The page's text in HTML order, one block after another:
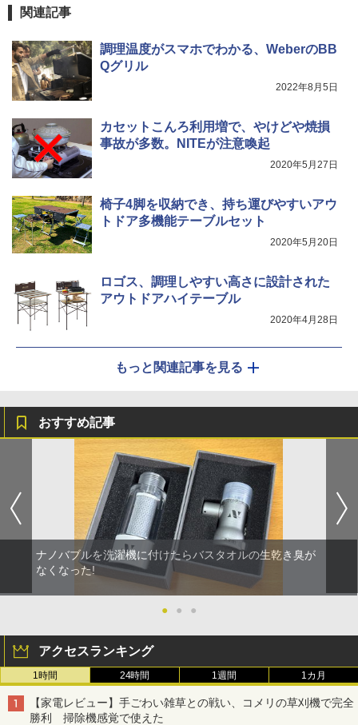
関連記事
調理温度がスマホでわかる、WeberのBB
Qグリル
2022年8月5日
カセットこんろ利用増で、やけどや焼損
事故が多数。NITEが注意喚起
2020年5月27日
椅子4脚を収納でき、持ち運びやすいアウ
トドア多機能テーブルセット
2020年5月20日
ロゴス、調理しやすい高さに設計された
アウトドアハイテーブル
2020年4月28日
もっと関連記事を見る
おすすめ記事
ナノバブルを洗濯機に付けたらバスタオルの生乾き臭が
なくなった!
● ● ●
アクセスランキング
1時間 24時間 1週間 1カ月
【家電レビュー】手ごわい雑草との戦い、コメリの草刈機で完全
勝利 掃除機感覚で使えた